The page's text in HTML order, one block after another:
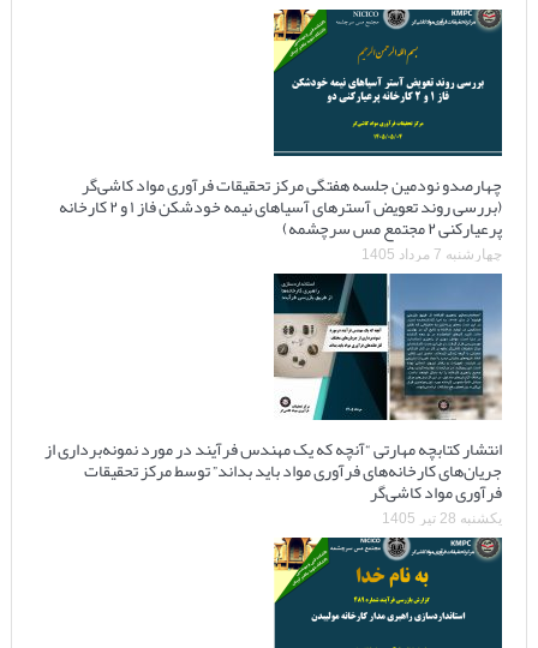
چهارصدو نودمین جلسه هفتگی مرکز تحقیقات فرآوری مواد کاشی‌گر
(بررسی روند تعویض آسترهای آسیاهای نیمه خودشکن فاز ۱ و ۲ کارخانه
پرعیارکنی ۲ مجتمع مس سرچشمه)
چهارشنبه 7 مرداد 1405
انتشار کتابچه مهارتی “آنچه که یک مهندس فرآیند در مورد نمونه‌برداری از
جریان‌های کارخانه‌های فرآوری مواد باید بداند” توسط مرکز تحقیقات
فرآوری مواد کاشی‌گر
یکشنبه 28 تیر 1405